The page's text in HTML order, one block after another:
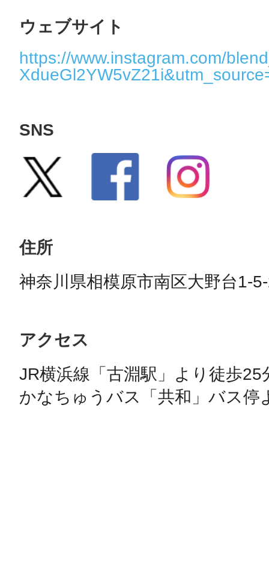
ウェブサイト
https://www.instagram.com/
SNS
住所
神奈川県相模原市南区大野台1-
アクセス
JR横浜線「古淵駅」より徒歩25
かなちゅうバス「共和」バス停